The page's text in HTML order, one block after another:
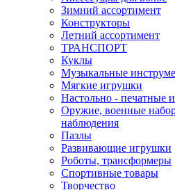
Зимний ассортимент
Конструкторы
Летний ассортимент
ТРАНСПОРТ
Куклы
Музыкальные
Мягкие игрушки
Настольно - печатные
Оружие, военные
наблюдения
Пазлы
Развивающие игрушки
Роботы, трансформеры
Спортивные товары
Творчество